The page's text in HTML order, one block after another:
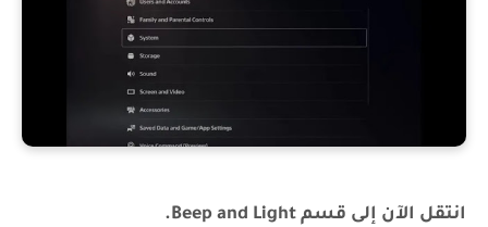
انتقل الآن إلى قسم Beep and Light.